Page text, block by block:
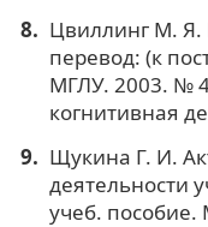
Цвиллинг М. Я.
перевод: (к
МГЛУ. 2003. №
когнитивная
Щукина Г. И.
деятельности
учеб.